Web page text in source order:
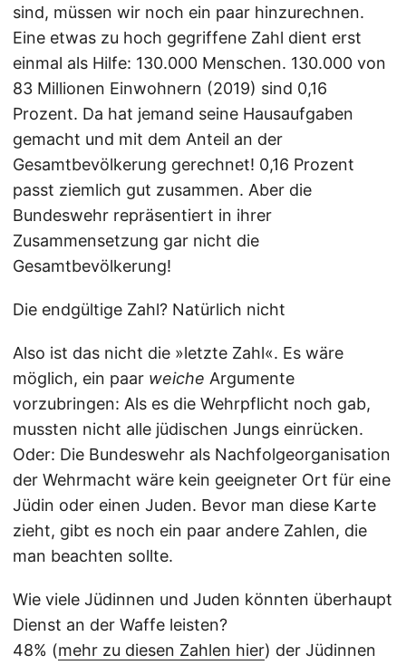
sind, müssen wir noch ein paar hinzurechnen.
Eine etwas zu hoch gegriffene Zahl dient erst
einmal als Hilfe: 130.000 Menschen. 130.000 von
83 Millionen Einwohnern (2019) sind 0,16
Prozent. Da hat jemand seine Hausaufgaben
gemacht und mit dem Anteil an der
Gesamtbevölkerung gerechnet! 0,16 Prozent
passt ziemlich gut zusammen. Aber die
Bundeswehr repräsentiert in ihrer
Zusammensetzung gar nicht die
Gesamtbevölkerung!
Die endgültige Zahl? Natürlich nicht
Also ist das nicht die »letzte Zahl«. Es wäre
möglich, ein paar weiche Argumente
vorzubringen: Als es die Wehrpflicht noch gab,
mussten nicht alle jüdischen Jungs einrücken.
Oder: Die Bundeswehr als Nachfolgeorganisation
der Wehrmacht wäre kein geeigneter Ort für eine
Jüdin oder einen Juden. Bevor man diese Karte
zieht, gibt es noch ein paar andere Zahlen, die
man beachten sollte.
Wie viele Jüdinnen und Juden könnten überhaupt
Dienst an der Waffe leisten?
48% (mehr zu diesen Zahlen hier) der Jüdinnen